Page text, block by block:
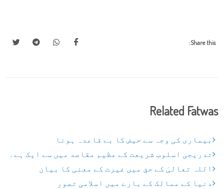
Share this:
Related Fatwas
بیماری کی وجہ سے حیض کا بے قاعدہ ہونا
تدریجی اسلوب شریعت کے عظیم مقاصد میں سے ایک ہے۔
اللہ تعالیٰ کے حق میں غیرت کے معنی کا بیان
دنیا کے ممالک کے بارے میں اسلامی تصور